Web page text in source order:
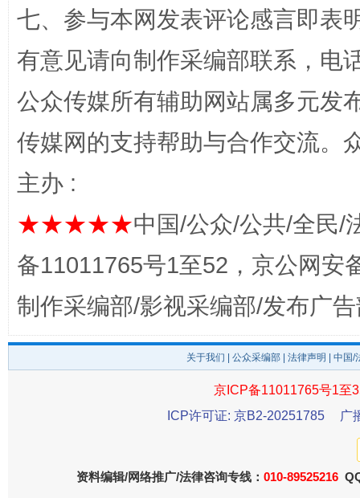
千年窑火 生生不息
七、参与本网发表评论感言即表
有意见请向制作采编部联系，电
公众传媒所有辅助网站属多元发
传媒网的支持帮助与合作交流。
主办 :
★★★★★中国/公众/公共/全民/
备11011765号1至52，京公网安
制作采编部/影视采编部/发布广
关于我们 公众采编部 法律声明 | 中国
京ICP备11011765号1至
ICP许可证: 京B2-20251785
广
资料编辑/网络推广/法律咨询专线： 010-89525216